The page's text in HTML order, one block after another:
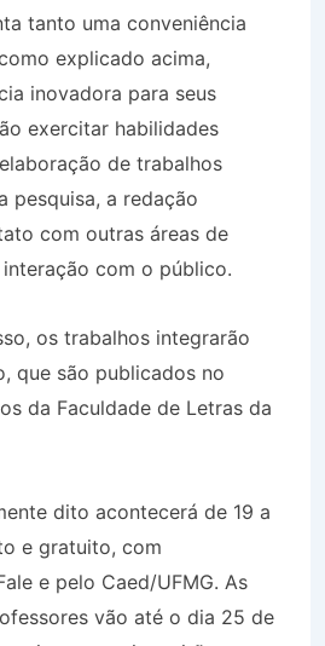
tanto uma conveniência
explicado acima,
inovadora para seus
exercitar habilidades
de trabalhos
pesquisa, a redação
com outras áreas de
com o público.
os trabalhos integrarão
que são publicados no
da Faculdade de Letras da
dito acontecerá de 19 a
e gratuito, com
e pelo Caed/UFMG. As
vão até o dia 25 de